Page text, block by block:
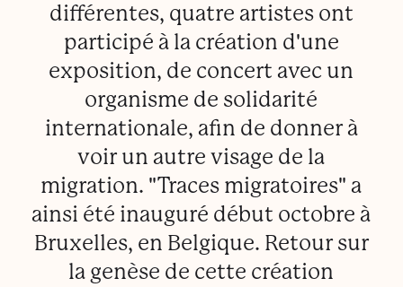
différentes, quatre artistes ont
participé à la création d'une
exposition, de concert avec un
organisme de solidarité
internationale, afin de donner à
voir un autre visage de la
migration. "Traces migratoires" a
ainsi été inauguré début octobre à
Bruxelles, en Belgique. Retour sur
la genèse de cette création